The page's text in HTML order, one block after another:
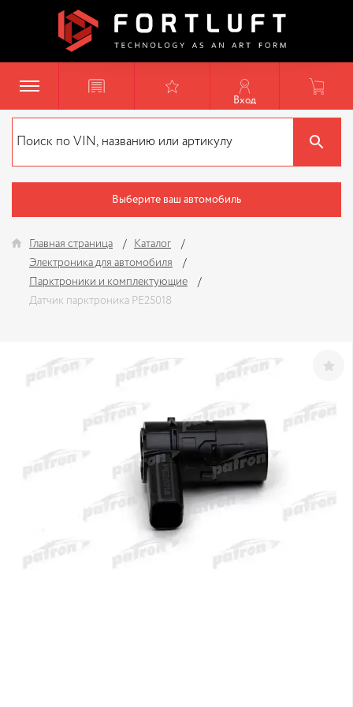
Вход
Выберите ваш автомобиль
Главная страница
Каталог
Электроника для автомобиля
Парктроники и комплектующие
Датчик парктроника PE25018